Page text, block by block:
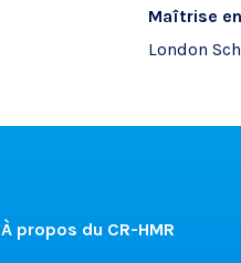
Maîtrise
London
À propos du CR-HMR